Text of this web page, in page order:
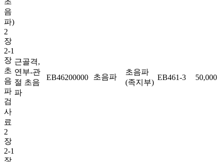
음
파)
2
장
2-1
장
초
음
파
검
사
료
근골격,
연부-관
절 초음
파
EB46200000 초음파
초음파
(족지부)
EB461-3 50,000
2
장
2-1
장